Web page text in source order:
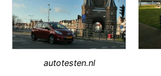
autotesten.nl